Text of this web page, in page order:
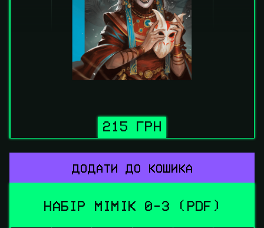
215 ГРН
ДОДАТИ ДО КОШИКА
НАБІР МІМІК 0-3 (PDF)